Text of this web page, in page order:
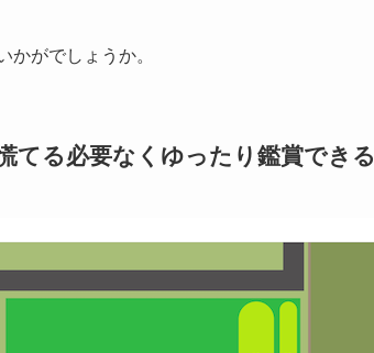
かがでしょうか。
てる必要なくゆったり鑑賞できる